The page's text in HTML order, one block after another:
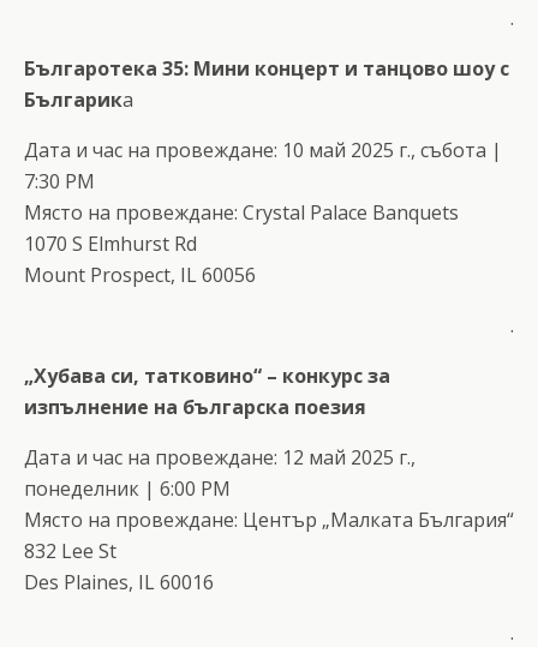
.
Българотека 35: Мини концерт и танцово шоу с
Българика
Дата и час на провеждане: 10 май 2025 г., събота |
7:30 PM
Място на провеждане: Crystal Palace Banquets
1070 S Elmhurst Rd
Mount Prospect, IL 60056
.
„Хубава си, татковино“ – конкурс за
изпълнение на българска поезия
Дата и час на провеждане: 12 май 2025 г.,
понеделник | 6:00 PM
Място на провеждане: Център „Малката България“
832 Lee St
Des Plaines, IL 60016
.